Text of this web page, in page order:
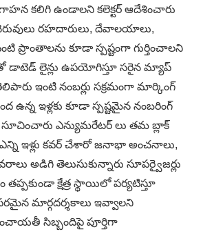
కలిగి ఉండాలని కలెక్టర్ ఆదేశించారు
రహదారులు, దేవాలయాలు,
ప్రాంతాలను కూడా స్పష్టంగా గుర్తించాలని
డాటెడ్ లైన్లు ఉపయోగిస్తూ సరైన మ్యాప్
ఇంటి నంబర్లు సక్రమంగా మార్కింగ్
ఉన్న ఇళ్లకు కూడా స్పష్టమైన నంబరింగ్
ఎన్యుమరేటర్ లు తమ బ్లాక్
ఇళ్లు కవర్ చేశారో జనాభా అంచనాలు,
అడిగి తెలుసుకున్నారు సూపర్వైజర్లు
తప్పకుండా క్షేత్ర స్థాయిలో పర్యటిస్తూ
మార్గదర్శకాలు ఇవ్వాలని
సిబ్బందిపై పూర్తిగా